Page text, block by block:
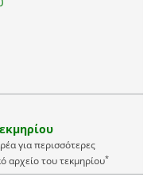
για περισσότερες
αρχείο του τεκμηρίου*